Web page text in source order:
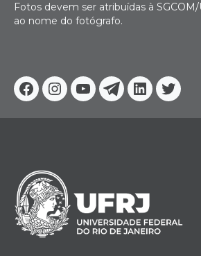
Facebook
Instagram
YoutubeTelegram
Linkedin
Fotos devem ser atribuídas à
ao nome do fotógrafo.